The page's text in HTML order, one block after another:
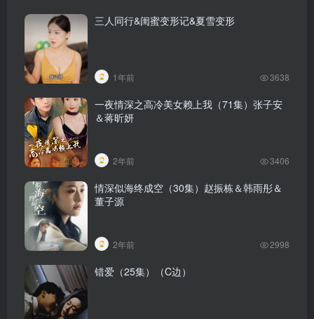
三人同行&闺蜜变形记&夏雪变形
1年前 3638
一夜情深之高冷美女赖上我（71集）张子安
＆蒋昕妍
2年前 3406
情深似海终成空（30集）赵振栋＆韩雨彤＆
董子源
2年前 2998
错爱（25集）（C边）